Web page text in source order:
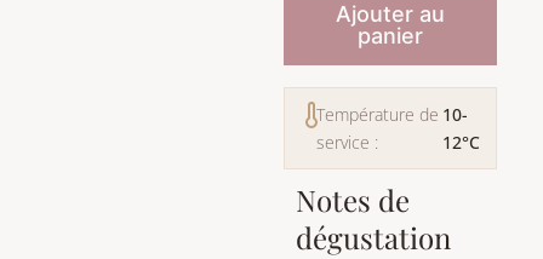
Ajouter au
panier
Température de
service :
10-
12°C
Notes de
dégustation